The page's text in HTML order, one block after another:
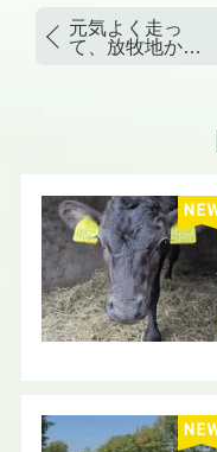
元気よく走っ
て、放牧地から